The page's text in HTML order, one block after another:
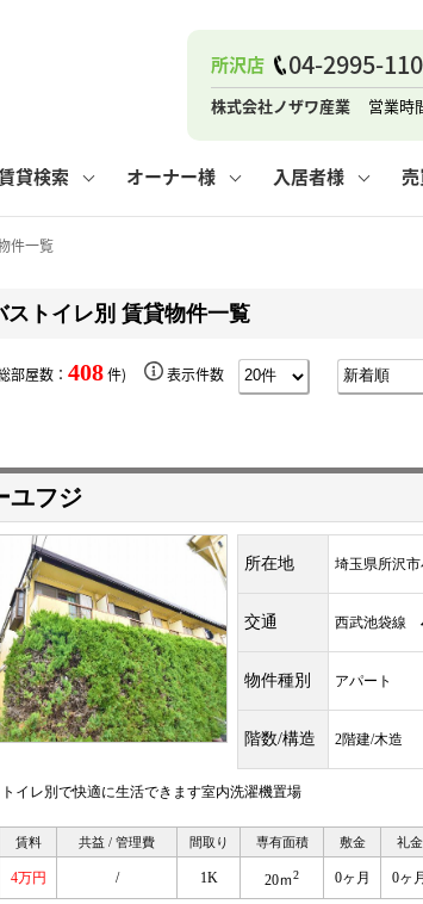
所沢店 04-2995-
株式会社ノザワ産業 営業時
貸検索
お気に入り 閲覧履歴
オーナー様
空き家管理 管理物件一覧
入居者様
住まいのトラブルQ&A
までの流れ よくある質問
業者の選び方 媒介契約の種類
よくある質問 相続
お客様の声 スタッフブログ
店 ピタットハウス新所沢店
その他の問合せ
よくある質問 相続
店 ピタットハウス新所沢店
件一覧
ストイレ別 賃貸物件一覧
部屋数： 408件) 表示件数
ユフジ
所在地 埼玉県所沢
交通 西武池袋線
物件種別 アパート
階数/構造 2階建/木造
イレ別で快適に生活できます室内洗濯機置場
賃料 共益 / 管理費 間取り 専有面積 敷金 礼金
4万円 / 1K 20ｍ2 0ヶ月 0ヶ月